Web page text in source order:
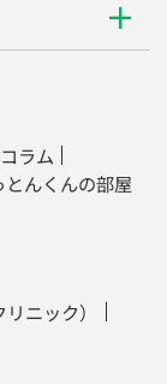
ラム
とんくんの部屋
ニック）